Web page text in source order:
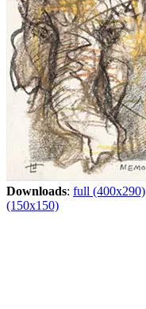
Downloads: full (400x290)
(150x150)